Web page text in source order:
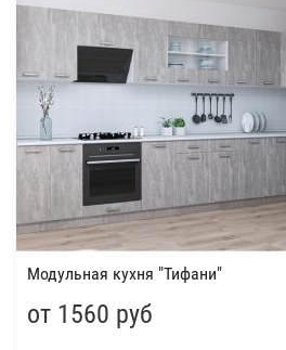
Модульная кухня "Тифани"
от 1560 руб